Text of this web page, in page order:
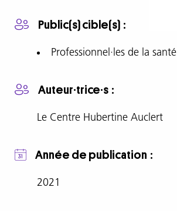
«
la
numérique
l'égalité
»
Public(s) cible(s)
Professionnel·les de la santé
Auteur·trice·s
Le Centre Hubertine Auclert
Année de publication
2021